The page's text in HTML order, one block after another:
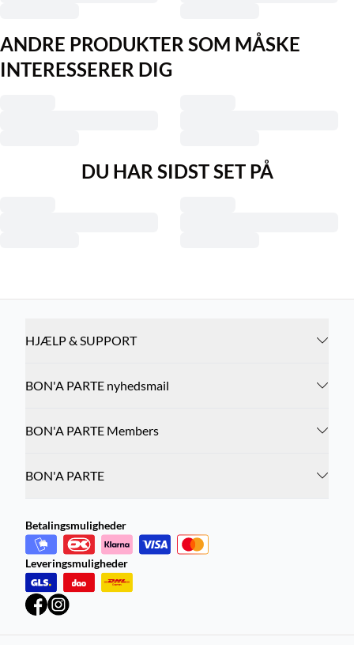
ANDRE PRODUKTER SOM MÅSKE
INTERESSERER DIG
DU HAR SIDST SET PÅ
HJÆLP & SUPPORT
BON'A PARTE nyhedsmail
BON'A PARTE Members
BON'A PARTE
Betalingsmuligheder
Leveringsmuligheder